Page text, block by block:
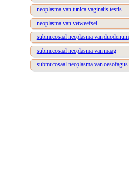
neoplasma van tunica vaginalis testis
neoplasma van vetweefsel
submucosaal neoplasma van duodenum
submucosaal neoplasma van maag
submucosaal neoplasma van oesofagus